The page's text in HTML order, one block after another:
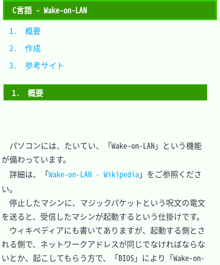
C言語 - Wake-on-LAN
1.　概要
パソコンには、たいてい、「Wake-on-LAN」という機能
が備わっています。
詳細は、「Wake-on-LAN - Wikipedia 」をご参照くださ
い。
停止したマシンに、マジックパケットという呪文の電文
を送ると、受信したマシンが起動するという仕掛けです。
ウィキペディアにも書いてありますが、起動する側とさ
れる側で、ネットワークアドレスが同じでなければならな
いとか、起こしてもらう方で、「BIOS」により「Wake-on-